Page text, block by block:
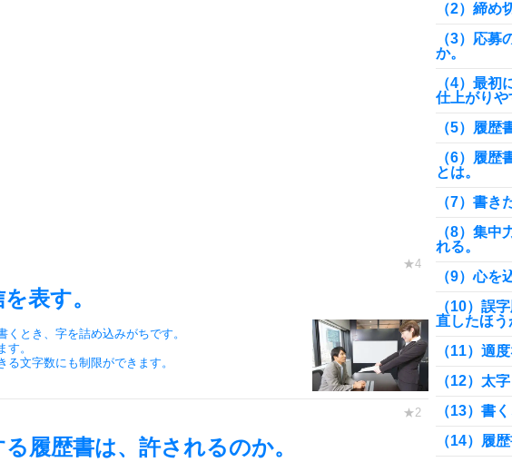
表す。
とき、字を詰め込みがちです。
。
文字数にも制限ができます。
履歴書は、許されるのか。
（2）締め
（3）応
か。
（4）最初
仕上がりや
（5）履歴
（6）履歴
とは。
（7）書き
（8）集
れる。
（9）心を
（10）誤
直したほう
（11）適
（12）太
（13）書
（14）履